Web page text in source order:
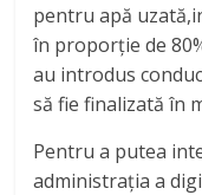
pentru apă
în proporție de
au introdus
să fie finalizată în
Pentru a putea
administrația a